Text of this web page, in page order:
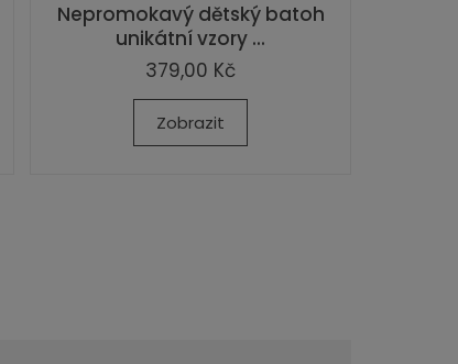
Nepromokavý dětský batoh
unikátní vzory ...
379,00 Kč
Zobrazit